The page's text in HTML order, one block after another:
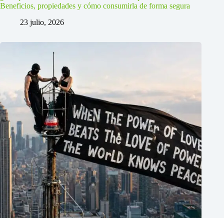
Beneficios, propiedades y cómo consumirla de forma segura
23 julio, 2026